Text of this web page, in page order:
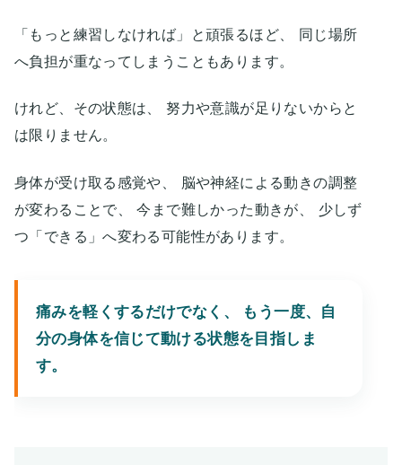
「もっと練習しなければ」と頑張るほど、 同じ場所
へ負担が重なってしまうこともあります。
けれど、その状態は、 努力や意識が足りないからと
は限りません。
身体が受け取る感覚や、 脳や神経による動きの調整
が変わることで、 今まで難しかった動きが、 少しず
つ「できる」へ変わる可能性があります。
痛みを軽くするだけでなく、 もう一度、自
分の身体を信じて動ける状態を目指しま
す。